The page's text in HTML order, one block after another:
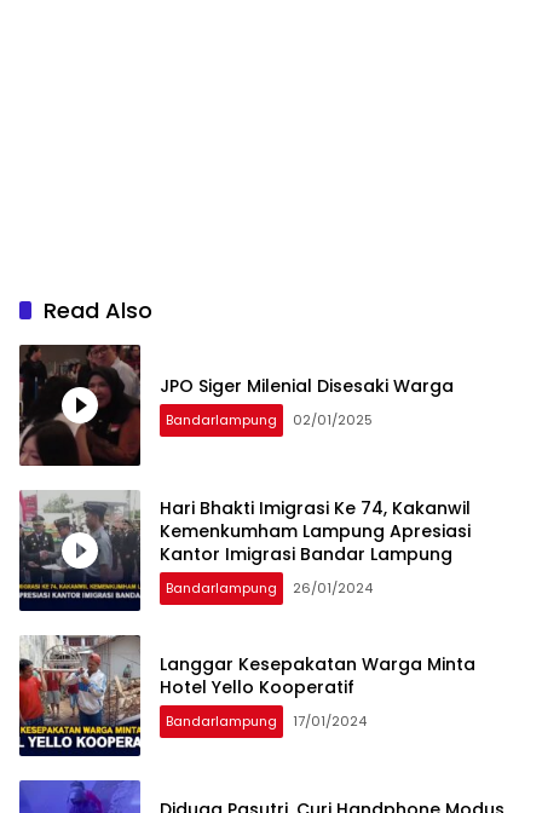
Read Also
JPO Siger Milenial Disesaki Warga
Bandarlampung 02/01/2025
Hari Bhakti Imigrasi Ke 74, Kakanwil
Kemenkumham Lampung Apresiasi
Kantor Imigrasi Bandar Lampung
Bandarlampung 26/01/2024
Langgar Kesepakatan Warga Minta
Hotel Yello Kooperatif
Bandarlampung 17/01/2024